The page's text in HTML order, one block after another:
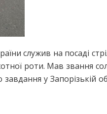
служив на посаді
роти. Мав звання
у Запорізькій